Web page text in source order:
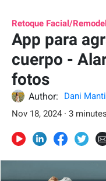
Retoque Facial/
App para
cuerpo -
fotos
Author:
Dani
Nov 18, 2024 · 3